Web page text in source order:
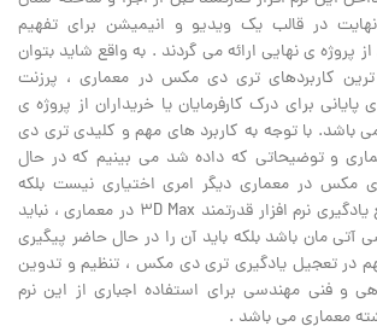
در قالب یک ویدیو و انیمیشن برای تفهیم
از پروژه ی نهایی ارائه می گردند . به واقع شاید بتوان
کاربردهای تری دی مکس در معماری ، پرزنت
پایانی برای درک کارفرمایان یا خریداران از پروژه ی
باشد. با توجه به کاربرد های مهم و کلیدی تری دی
و توضیحاتی که داده شد می بینیم که در حال
مکس در معماری دیگر امری اختیاری نیست بلکه
اجباری است . به واقع یادگیری نرم افزار قدرتمند 3D Max در معماری ، نباید
آتی مان باشد بلکه باید آن را در حال حاضر پیگیری
در تعجیل یادگیری تری دی مکس ، تنظیم و تدوین
و فنی مهندسی برای استفاده اجباری از این نرم